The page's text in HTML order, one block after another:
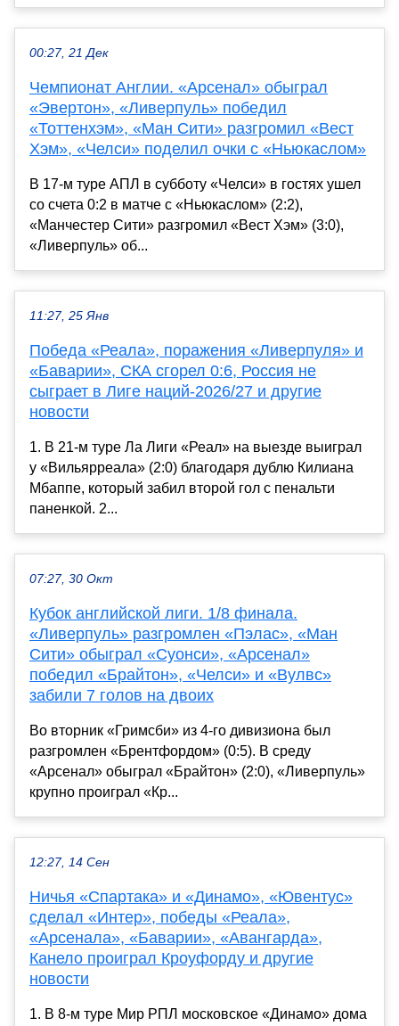
00:27, 21 Дек
Чемпионат Англии. «Арсенал» обыграл
«Эвертон», «Ливерпуль» победил
«Тоттенхэм», «Ман Сити» разгромил «Вест
Хэм», «Челси» поделил очки с «Ньюкаслом»
В 17-м туре АПЛ в субботу «Челси» в гостях ушел
со счета 0:2 в матче с «Ньюкаслом» (2:2),
«Манчестер Сити» разгромил «Вест Хэм» (3:0),
«Ливерпуль» об...
11:27, 25 Янв
Победа «Реала», поражения «Ливерпуля» и
«Баварии», СКА сгорел 0:6, Россия не
сыграет в Лиге наций-2026/27 и другие
новости
1. В 21-м туре Ла Лиги «Реал» на выезде выиграл
у «Вильярреала» (2:0) благодаря дублю Килиана
Мбаппе, который забил второй гол с пенальти
паненкой. 2...
07:27, 30 Окт
Кубок английской лиги. 1/8 финала.
«Ливерпуль» разгромлен «Пэлас», «Ман
Сити» обыграл «Суонси», «Арсенал»
победил «Брайтон», «Челси» и «Вулвс»
забили 7 голов на двоих
Во вторник «Гримсби» из 4-го дивизиона был
разгромлен «Брентфордом» (0:5). В среду
«Арсенал» обыграл «Брайтон» (2:0), «Ливерпуль»
крупно проиграл «Кр...
12:27, 14 Сен
Ничья «Спартака» и «Динамо», «Ювентус»
сделал «Интер», победы «Реала»,
«Арсенала», «Баварии», «Авангарда»,
Канело проиграл Кроуфорду и другие
новости
1. В 8-м туре Мир РПЛ московское «Динамо» дома